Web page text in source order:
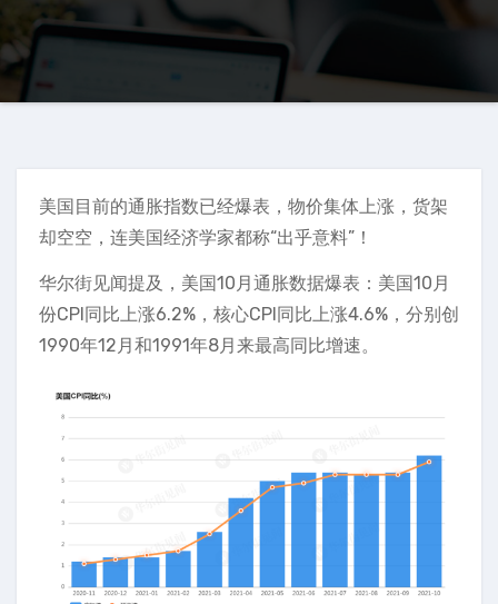
美国目前的通胀指数已经爆表，物价集体上涨，货架
却空空，连美国经济学家都称“出乎意料”！
华尔街见闻提及，美国10月通胀数据爆表：美国10月
份CPI同比上涨6.2%，核心CPI同比上涨4.6%，分别创
1990年12月和1991年8月来最高同比增速。